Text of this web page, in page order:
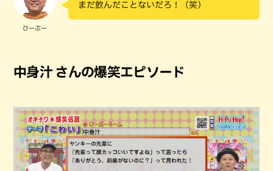
ひーぷー
まだ飲んだことないだろ！（笑）
中身汁 さんの爆笑エピソード